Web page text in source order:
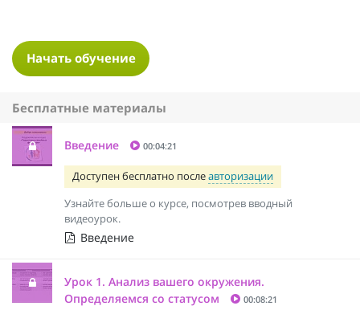
Начать обучение
Бесплатные материалы
Введение 00:04:21
Доступен бесплатно послеавторизации
Узнайте больше о курсе, посмотрев вводный
видеоурок.
Введение
Урок 1. Анализ вашего окружения.
Определяемся со статусом
00:08:21